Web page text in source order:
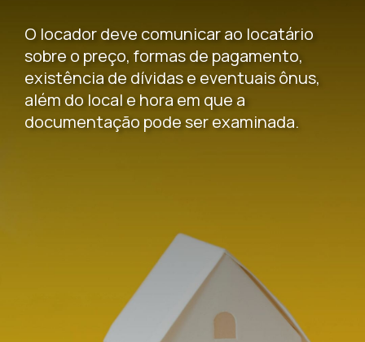
O locador deve comunicar ao locatário
sobre o preço, formas de pagamento,
existência de dívidas e eventuais ônus,
além do local e hora em que a
documentação pode ser examinada.